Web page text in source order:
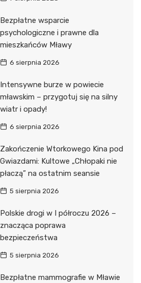
Bezpłatne wsparcie
psychologiczne i prawne dla
mieszkańców Mławy
6 sierpnia 2026
Intensywne burze w powiecie
mławskim – przygotuj się na silny
wiatr i opady!
6 sierpnia 2026
Zakończenie Wtorkowego Kina pod
Gwiazdami: Kultowe „Chłopaki nie
płaczą” na ostatnim seansie
5 sierpnia 2026
Polskie drogi w I półroczu 2026 –
znacząca poprawa
bezpieczeństwa
5 sierpnia 2026
Bezpłatne mammografie w Mławie